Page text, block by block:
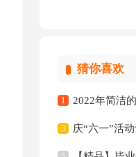
猜你喜欢
1 2022年简洁
生哲理格言集合
3 庆“六一”活